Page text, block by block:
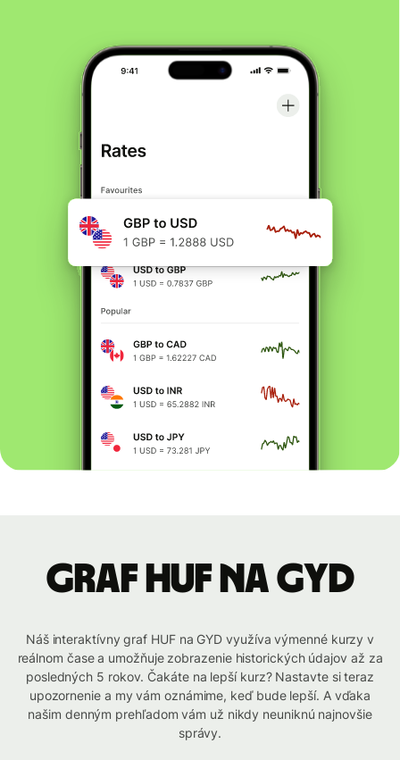
graf HUF na GYD
Náš interaktívny graf HUF na GYD využíva výmenné kurzy v
reálnom čase a umožňuje zobrazenie historických údajov až za
posledných 5 rokov. Čakáte na lepší kurz? Nastavte si teraz
upozornenie a my vám oznámime, keď bude lepší. A vďaka
našim denným prehľadom vám už nikdy neuniknú najnovšie
správy.